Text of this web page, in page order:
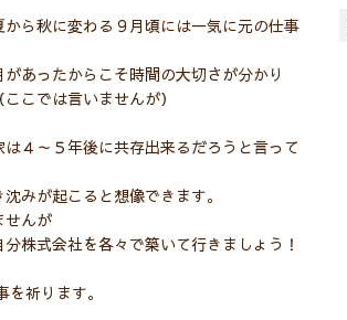
ら秋に変わる９月頃には一気に元の仕事
あったからこそ時間の大切さが分かり
こでは言いませんが）
４～５年後に共存出来るだろうと言って
みが起こると想像できます。
せんが
式会社を各々で築いて行きましょう！
祈ります。